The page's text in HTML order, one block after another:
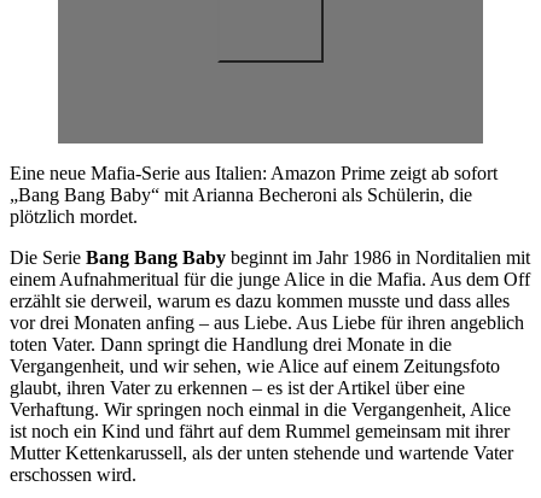
Eine neue Mafia-Serie aus Italien: Amazon Prime zeigt ab sofort
„Bang Bang Baby“ mit Arianna Becheroni als Schülerin, die
plötzlich mordet.
Die Serie Bang Bang Baby beginnt im Jahr 1986 in Norditalien mit
einem Aufnahmeritual für die junge Alice in die Mafia. Aus dem Off
erzählt sie derweil, warum es dazu kommen musste und dass alles
vor drei Monaten anfing – aus Liebe. Aus Liebe für ihren angeblich
toten Vater. Dann springt die Handlung drei Monate in die
Vergangenheit, und wir sehen, wie Alice auf einem Zeitungsfoto
glaubt, ihren Vater zu erkennen – es ist der Artikel über eine
Verhaftung. Wir springen noch einmal in die Vergangenheit, Alice
ist noch ein Kind und fährt auf dem Rummel gemeinsam mit ihrer
Mutter Kettenkarussell, als der unten stehende und wartende Vater
erschossen wird.